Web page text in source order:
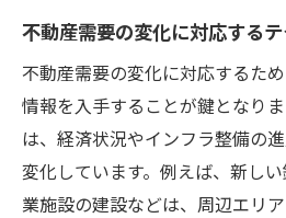
不動産需要の変化に対応する
不動産需要の変化に対応するた
情報を入手することが鍵となり
は、経済状況やインフラ整備の
変化しています。例えば、新し
業施設の建設などは、周辺エリ